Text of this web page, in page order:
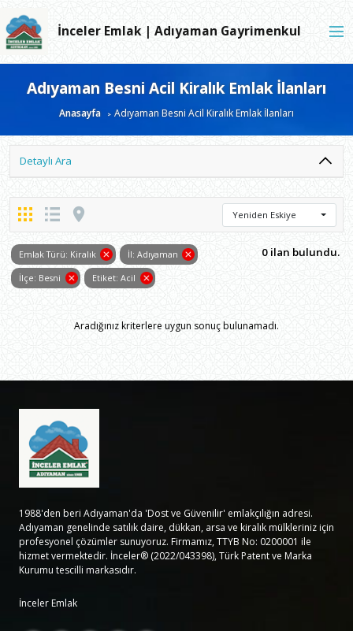
İnceler Emlak | Adıyaman Gayrimenkul
Adıyaman Besni Acil Kiralık Emlak İlanları
Anasayfa Adıyaman Besni Acil Kiralık Emlak İlanları
Detaylı Ara
Yeniden Eskiye
0 ilan bulundu.
Emlak Türü: Kiralık İl: Adıyaman
İlçe: Besni Etiket: Acil
Aradığınız kriterlere uygun sonuç bulunamadı.
1988'den beri Adıyaman'da 'Dost ve Güvenilir' emlakçılığın adresi.
Adıyaman genelinde satılık daire, dükkan, arsa ve kiralık mülkleriniz için
profesyonel çözümler sunuyoruz. Firmamız, TTYB No: 0200001 ile
hizmet vermektedir. İnceler® (2022/043398), Türk Patent ve Marka
Kurumu tescilli markasıdır.
İnceler Emlak